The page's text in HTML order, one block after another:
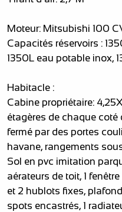
Moteur: Mitsubishi 100
Capacités réservoirs :
1350L eau potable inox,
Habitacle :
Cabine propriétaire:
étagères de chaque
fermé par des portes
havane, rangements
Sol en pvc imitation
aérateurs de toit, 1
et 2 hublots fixes,
spots encastrés, 1